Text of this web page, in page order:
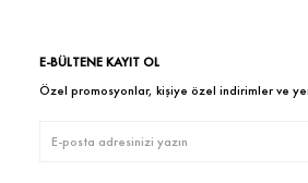
E-BÜLTENE KAYIT OL
Özel promosyonlar, kişiye özel indirimler ve